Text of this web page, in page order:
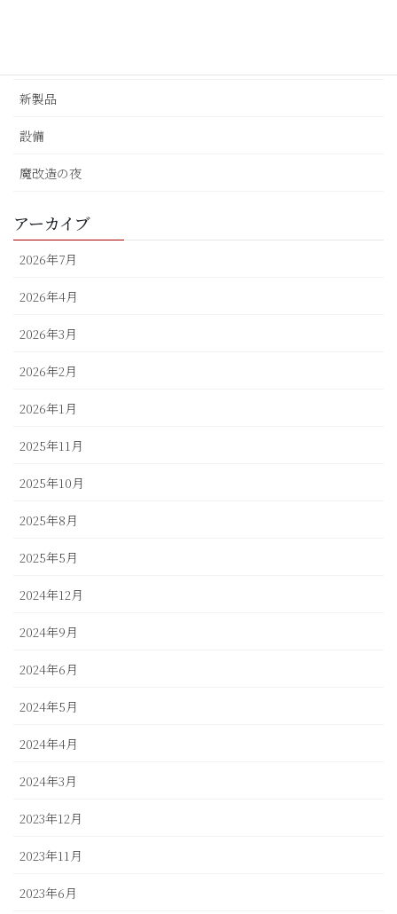
新製品
設備
魔改造の夜
アーカイブ
2026年7月
2026年4月
2026年3月
2026年2月
2026年1月
2025年11月
2025年10月
2025年8月
2025年5月
2024年12月
2024年9月
2024年6月
2024年5月
2024年4月
2024年3月
2023年12月
2023年11月
2023年6月